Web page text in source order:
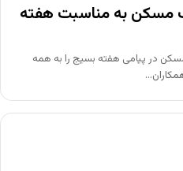
مسکن به مناسبت هفته
در پیامی هفته بسیج را به همه